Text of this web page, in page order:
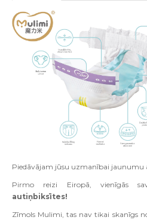
Piedāvājam jūsu uzmanībai jaunumu
Pirmo reizi Eiropā, vienīgās
autiņbiksītes!
Zīmols Mulimi, tas nav tikai skanīgs